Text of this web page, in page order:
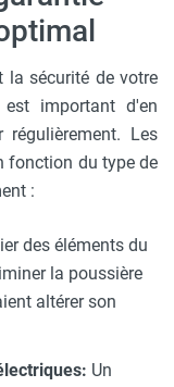
la sécurité de votre
important d'en
Les
fonction du type de
:
des éléments du
la poussière
altérer son
Un